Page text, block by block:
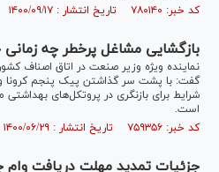
کد خبر: ۷۸۰۱۴۰ تاریخ انتشار : ۱۴۰۰/۰۹/۱۷
بازگشایی مشاغل پرخطر چه زمانی
نماینده ویژه وزیر صنعت در اتاق اصناف
گفت: با پشت سر گذاشتن پیک پنجم کرونا
شرایط برای بازنگری در پروتکل‌های
است.
کد خبر: ۷۵۹۳۵۶ تاریخ انتشار : ۱۴۰۰/۰۶/۲۹
جزئیات تمدید مهلت دریافت